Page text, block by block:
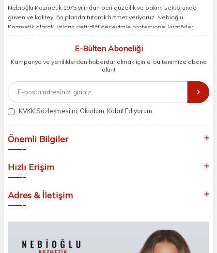
Nebioğlu Kozmetik 1975 yılından beri güzellik ve bakım sektöründe
güven ve kaliteyi ön planda tutarak hizmet veriyoruz. Nebioğlu
Kozmetik olarak, yılların getirdiği deneyimle profesyonel kuaförler,
odaklanıyoruz. Doğal içerikleri bilimsel formüllerle birleştirerek saç ve
ihtiyaçlarını dinleyerek her zaman en iyisini sunmayı hedefliyor,
yeniliyoruz. Güvenilirliğimiz, samimiyetimiz ve kaliteye olan
bağlılığımızla güzellik yolculuğunuzda yanınızdayız.
E-Bülten Aboneliği
Kampanya ve yeniliklerden haberdar olmak için e-bültenimize abone
olun!
KVKK Sözleşmesi'ni , Okudum, Kabul Ediyorum.
Önemli Bilgiler
Hızlı Erişim
Adres & İletişim